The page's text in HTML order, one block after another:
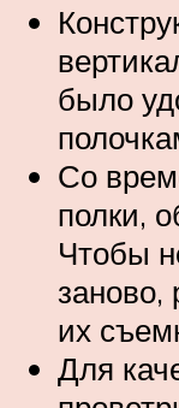
было
Со
полки,
Чтобы
заново,
их
Для